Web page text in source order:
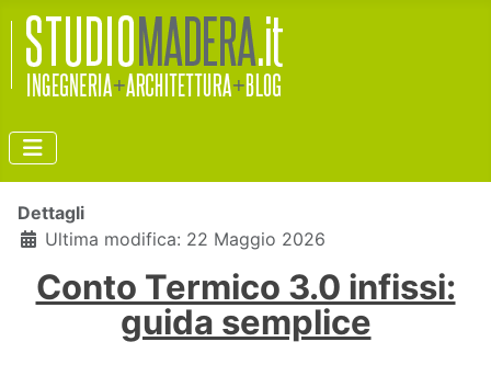
Dettagli
Ultima modifica: 22 Maggio 2026
Conto Termico 3.0 infissi:
guida semplice